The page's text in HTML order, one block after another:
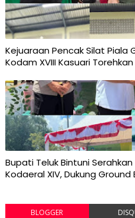
Kejuaraan Pencak Silat Piala
Kodam XVIII Kasuari
Bupati Teluk Bintuni
Kodaeral XIV, Dukung
BLOGGER